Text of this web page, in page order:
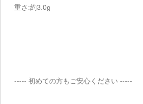
重さ:約3.0g
----- 初めての方もご安心ください -----